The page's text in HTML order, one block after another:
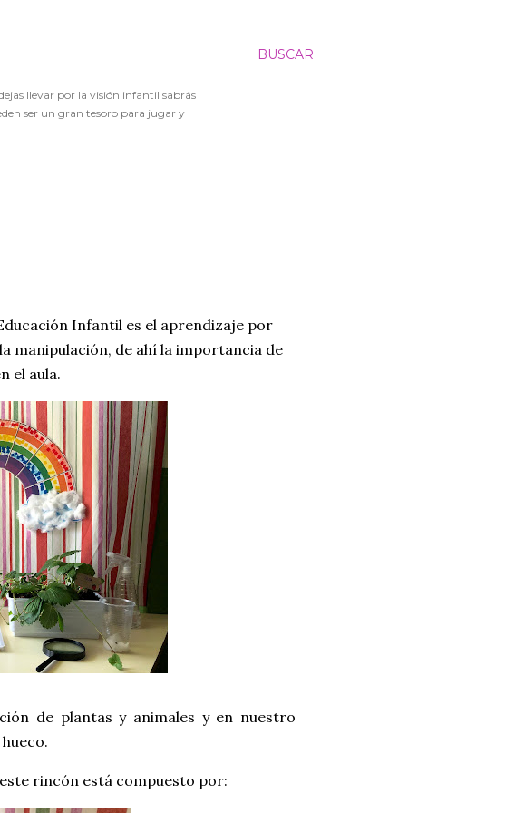
BUSCAR
llevar por la visión infantil sabrás
ser un gran tesoro para jugar y
Infantil es el aprendizaje por
manipulación, de ahí la importancia de
el aula.
de plantas y animales y en nuestro
rincón está compuesto por: